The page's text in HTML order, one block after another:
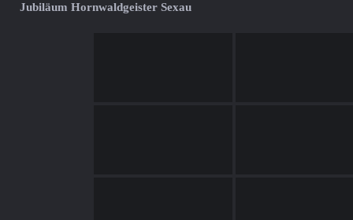
Jubiläum Hornwaldgeister Sexau